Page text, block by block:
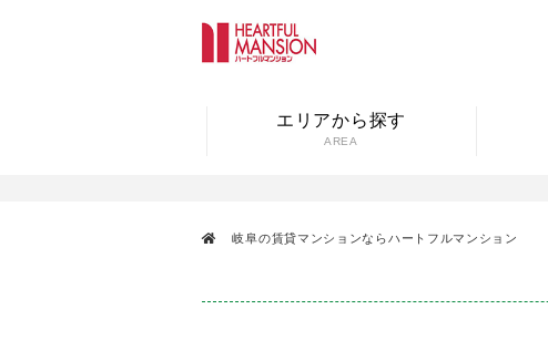
エリアから探す
AREA
岐阜の賃貸マンションならハートフルマンション